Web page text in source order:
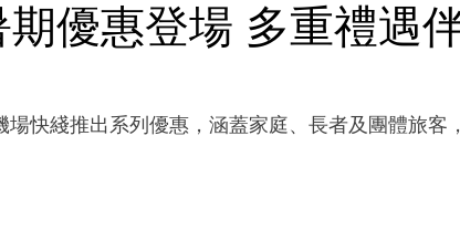
優惠登場 多重禮遇
場快綫推出系列優惠，涵蓋家庭、長者及團體旅客